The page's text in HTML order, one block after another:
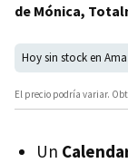
de Mónica,
Hoy sin stock en
El precio podría variar.
Un